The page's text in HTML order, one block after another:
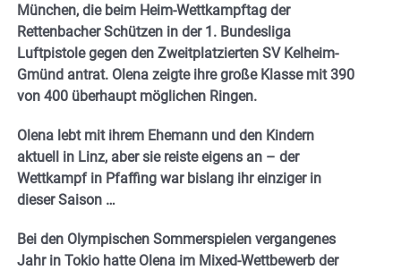
München, die beim Heim-Wettkampftag der
Rettenbacher Schützen in der 1. Bundesliga
Luftpistole gegen den Zweitplatzierten SV Kelheim-
Gmünd antrat. Olena zeigte ihre große Klasse mit 390
von 400 überhaupt möglichen Ringen.
Olena lebt mit ihrem Ehemann und den Kindern
aktuell in Linz, aber sie reiste eigens an – der
Wettkampf in Pfaffing war bislang ihr einziger in
dieser Saison …
Bei den Olympischen Sommerspielen vergangenes
Jahr in Tokio hatte Olena im Mixed-Wettbewerb der